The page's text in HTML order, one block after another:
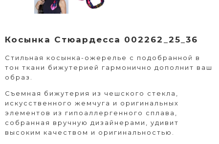
Косынка Стюардесса 002262_25_36
Стильная косынка-ожерелье с подобранной в
тон ткани бижутерией гармонично дополнит ваш
образ.
Съемная бижутерия из чешского стекла,
искусственного жемчуга и оригинальных
элементов из гипоаллергенного сплава,
собранная вручную дизайнерами, удивит
высоким качеством и оригинальностью.